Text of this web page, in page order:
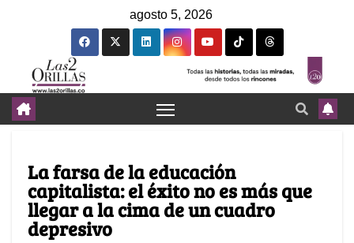
agosto 5, 2026
La farsa de la educación
capitalista: el éxito no es más que
llegar a la cima de un cuadro
depresivo